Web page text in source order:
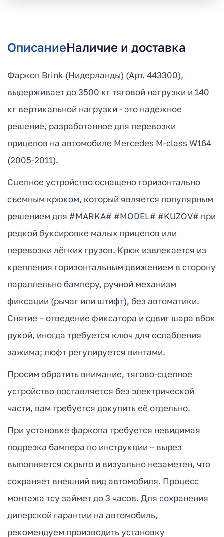
ОписаниеНаличие и доставка
Фаркоп Brink (Нидерланды) (Арт. 443300),
выдерживает до 3500 кг тяговой нагрузки и 140
кг вертикальной нагрузки - это надежное
решение, разработанное для перевозки
прицепов на автомобиле Mercedes M-class W164
(2005-2011).
Сцепное устройство оснащено горизонтально
съемным крюком, который является популярным
решением для #MARKA# #MODEL# #KUZOV# при
редкой буксировке малых прицепов или
перевозки лёгких грузов. Крюк извлекается из
крепления горизонтальным движением в сторону
параллельно бамперу, ручной механизм
фиксации (рычаг или штифт), без автоматики.
Снятие – отведение фиксатора и сдвиг шара вбок
рукой, иногда требуется ключ для ослабления
зажима; люфт регулируется винтами.
Просим обратить внимание, тягово-сцепное
устройство поставляется без электрической
части, вам требуется докупить её отдельно.
При установке фаркопа требуется невидимая
подрезка бампера по инструкции – вырез
выполняется скрыто и визуально незаметен, что
сохраняет внешний вид автомобиля. Процесс
монтажа тсу займет до 3 часов. Для сохранения
дилерской гарантии на автомобиль,
рекомендуем производить установку